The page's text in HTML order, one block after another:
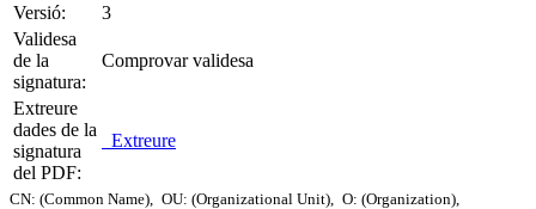
Versió:
3
Validesa
de la
signatura:
Comprovar validesa
Extreure
dades de la
signatura
del PDF:
Extreure
CN: (Common Name), OU: (Organizational Unit),
O: (Organization),